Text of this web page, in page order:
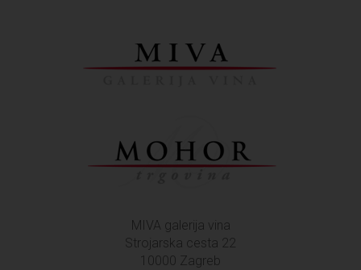
MIVA galerija vina
Strojarska cesta 22
10000 Zagreb